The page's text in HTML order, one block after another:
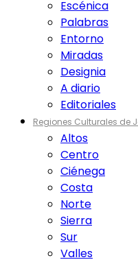
Escénica
Palabras
Entorno
Miradas
Designia
A diario
Editoriales
Regiones Culturales de
Altos
Centro
Ciénega
Costa
Norte
Sierra
Sur
Valles